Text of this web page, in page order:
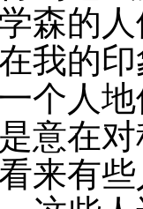
森的
我的
个人
意在
来有